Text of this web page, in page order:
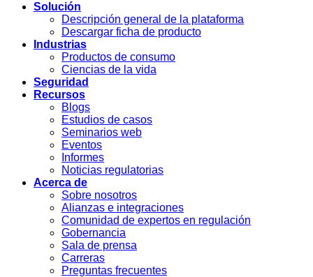
Solución
Descripción general de la plataforma
Descargar ficha de producto
Industrias
Productos de consumo
Ciencias de la vida
Seguridad
Recursos
Blogs
Estudios de casos
Seminarios web
Eventos
Informes
Noticias regulatorias
Acerca de
Sobre nosotros
Alianzas e integraciones
Comunidad de expertos en regulación
Gobernancia
Sala de prensa
Carreras
Preguntas frecuentes